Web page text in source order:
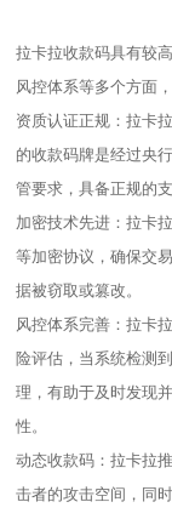
拉卡拉收款码具有较
风控体系等多个方面
资质认证正规：拉卡
的收款码牌是经过央
管要求，具备正规的
加密技术先进：拉卡
等加密协议，确保交
据被窃取或篡改。
风控体系完善：拉卡
险评估，当系统检测
理，有助于及时发现
性。
动态收款码：拉卡拉
击者的攻击空间，同